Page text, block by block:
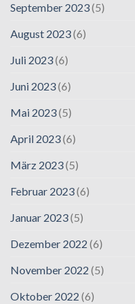
September 2023(5)
August 2023(6)
Juli 2023(6)
Juni 2023(6)
Mai 2023(5)
April 2023(6)
März 2023(5)
Februar 2023(6)
Januar 2023(5)
Dezember 2022 (6)
November 2022 (5)
Oktober 2022 (6)